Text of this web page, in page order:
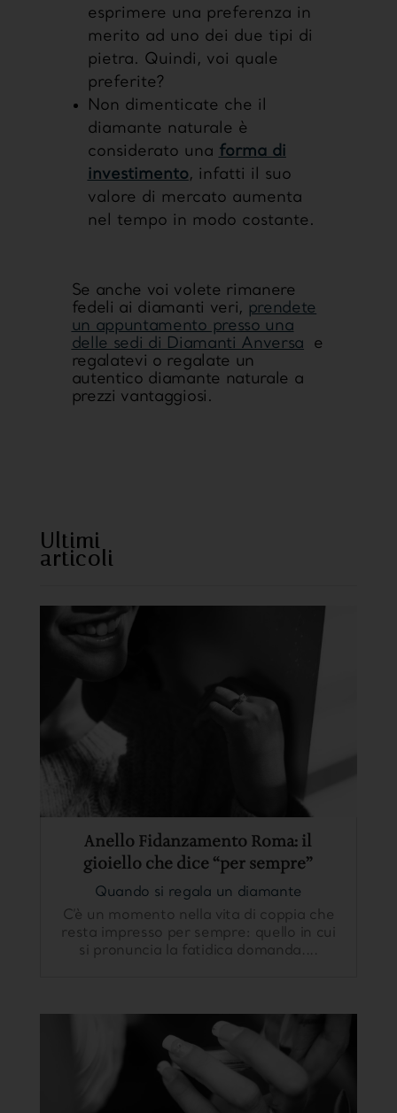
esprimere una preferenza in
merito ad uno dei due tipi di
pietra. Quindi, voi quale
preferite?
Non dimenticate che il
diamante naturale è
considerato una forma di
investimento, infatti il suo
valore di mercato aumenta
nel tempo in modo costante.
Se anche voi volete rimanere
fedeli ai diamanti veri, prendete
un appuntamento presso una
delle sedi di Diamanti Anversa e
regalatevi o regalate un
autentico diamante naturale a
prezzi vantaggiosi.
Ultimi
articoli
Anello Fidanzamento Roma: il
gioiello che dice “per sempre”
Quando si regala un diamante
C’è un momento nella vita di coppia che
resta impresso per sempre: quello in cui
si pronuncia la fatidica domanda....